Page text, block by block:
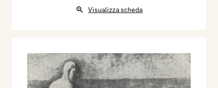
Visualizza scheda